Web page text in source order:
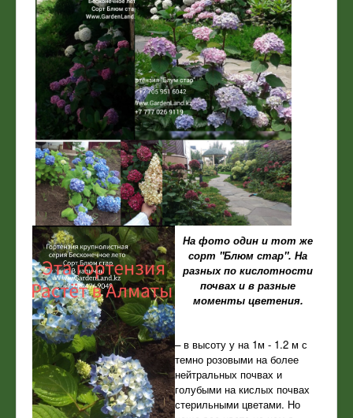
На фото один и тот же
сорт "Блюм стар". На
разных по кислотности
почвах и в разные
моменты цветения.
– в высоту у на 1м - 1.2 м с
темно розовыми на более
нейтральных почвах и
голубыми на кислых почвах
стерильными цветами. Но